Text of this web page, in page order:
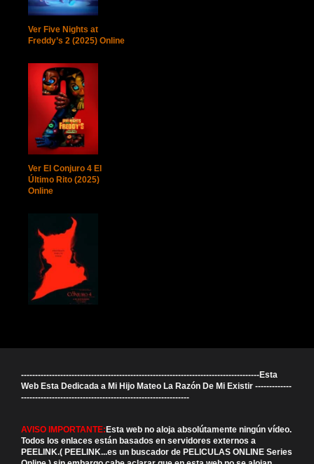
Ver Five Nights at
Freddy’s 2 (2025) Online
Ver El Conjuro 4 El
Último Rito (2025)
Online
-------------------------------------------------------------------------------------Esta
Web Esta Dedicada a Mi Hijo Mateo La Razón De Mi Existir -------------
------------------------------------------------------------
AVISO IMPORTANTE:Esta web no aloja absolútamente ningún vídeo.
Todos los enlaces están basados en servidores externos a
PEELINK.( PEELINK...es un buscador de PELICULAS ONLINE Series